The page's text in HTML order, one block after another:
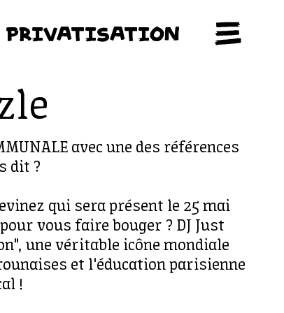
PRIVATISATION
avec une des références
dit ?
qui sera présent le 25 mai
vous faire bouger ? DJ Just
une véritable icône mondiale
et l'éducation parisienne
!